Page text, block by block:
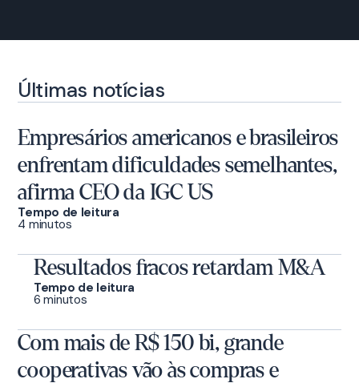
Últimas notícias
Empresários americanos e brasileiros
enfrentam dificuldades semelhantes,
afirma CEO da IGC US
Tempo de leitura
4 minutos
Resultados fracos retardam M&A
Tempo de leitura
6 minutos
Com mais de R$ 150 bi, grande
cooperativas vão às compras e